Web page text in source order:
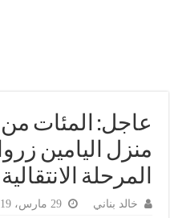
المئات من
اليامين زروال
الانتقالية
خالد بناني